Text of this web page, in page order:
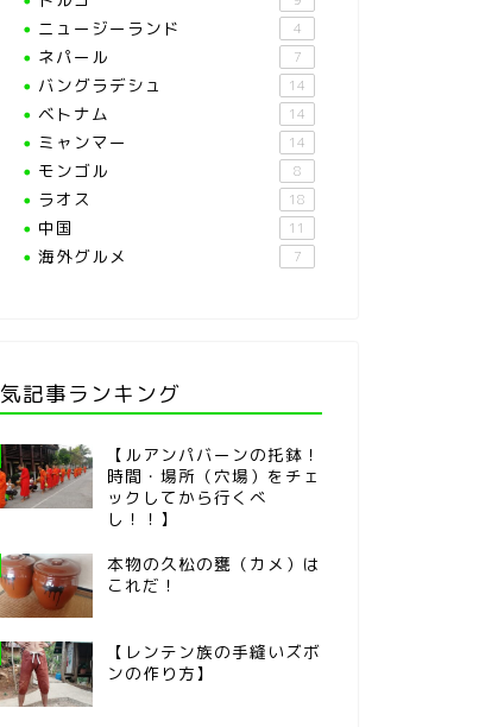
ニュージーランド 4
ネパール 7
バングラデシュ 14
ベトナム 14
ミャンマー 14
モンゴル 8
ラオス 18
中国 11
海外グルメ 7
人気記事ランキング
【ルアンパバーンの托鉢！
時間・場所（穴場）をチェ
ックしてから行くべ
し！！】
本物の久松の甕（カメ）は
これだ！
【レンテン族の手縫いズボ
ンの作り方】